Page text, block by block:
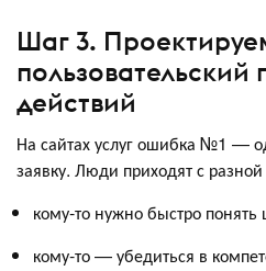
Шаг 3.
пользовательский
действий
На сайтах услуг ошибка №1 —
заявку. Люди приходят с разной
кому-то нужно быстро понять
кому-то — убедиться в